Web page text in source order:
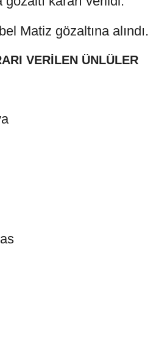
Matiz gözaltına alındı.
VERİLEN ÜNLÜLER